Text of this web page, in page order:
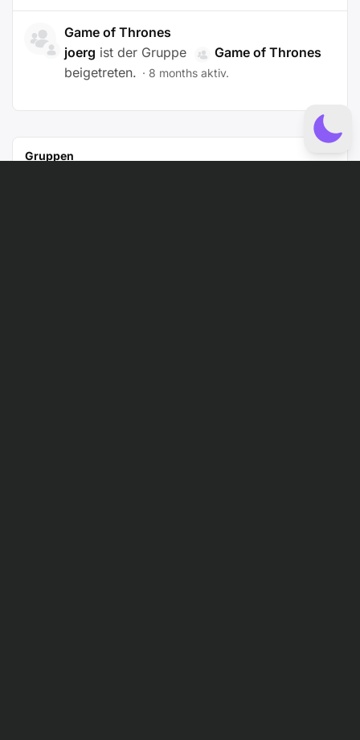
Game of Thrones
joerg ist der Gruppe
Game of Thrones
beigetreten.
8 months aktiv.
Gruppen